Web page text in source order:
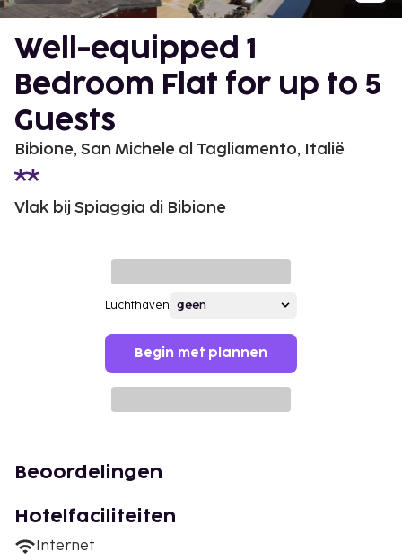
Well-equipped 1
Bedroom Flat for up to 5
Guests
Bibione, San Michele al Tagliamento, Italië
Vlak bij Spiaggia di Bibione
Luchthaven
Begin met plannen
Beoordelingen
Hotelfaciliteiten
Internet